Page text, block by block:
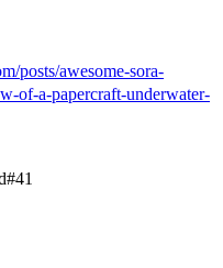
posts/awesome-sora-
of-a-papercraft-underwater-